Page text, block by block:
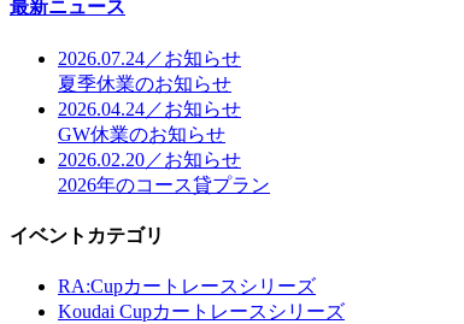
最新ニュース
2026.07.24／お知らせ
夏季休業のお知らせ
2026.04.24／お知らせ
GW休業のお知らせ
2026.02.20／お知らせ
2026年のコース貸プラン
イベントカテゴリ
RA:Cupカートレースシリーズ
Koudai Cupカートレースシリーズ